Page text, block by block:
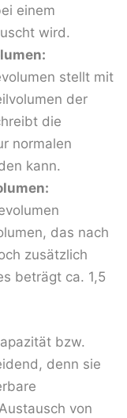
einem
wird.
stellt mit
der
die
normalen
kann.
das nach
zusätzlich
beträgt ca. 1,5
bzw.
denn sie
von